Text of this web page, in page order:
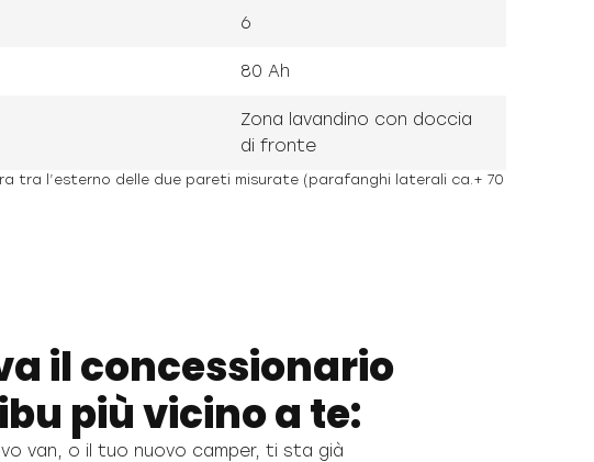
6
80 Ah
Zona lavandino con doccia
di fronte
tra l’esterno delle due pareti misurate (parafanghi laterali ca.+ 70
il concessionario
più vicino a te:
van, o il tuo nuovo camper, ti sta già